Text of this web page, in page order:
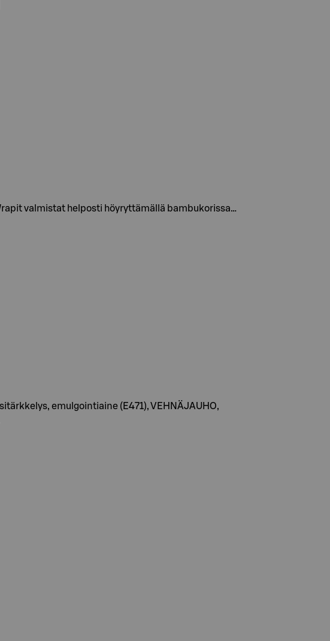
valmistat helposti höyryttämällä bambukorissa…
emulgointiaine (E471), VEHNÄJAUHO,